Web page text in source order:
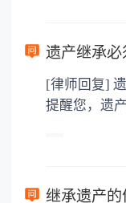
要缴纳公证费，具体
3. 印花税：按
地增值税：按房价1%
遗产继承必
[律师回复] 遗产继承不是必须要公证。法律快车
提醒您，遗
下都是不需
以防对财产
继承遗产的